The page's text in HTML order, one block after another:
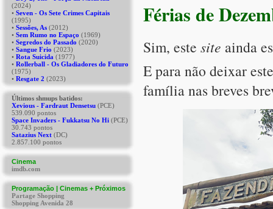
Férias de
Sim, este site ainda
E para não deixar
família nas breves